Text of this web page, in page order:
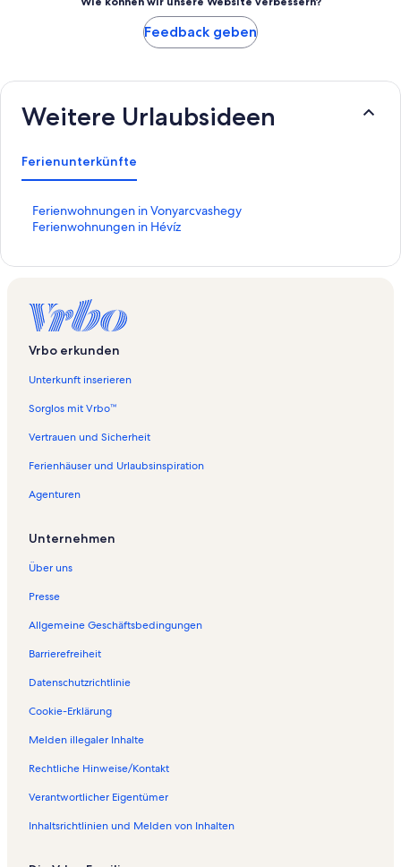
Feedback geben
Weitere Urlaubsideen
Ferienunterkünfte
Ferienwohnungen in Vonyarcvashegy
L
i
e
r
i
f
o
g
n
e
e
i
t
ö
f
e
t
F
r
e
n
w
o
Ferienwohnungen in Hévíz
L
d
e
d
e
f
l
e
d
S
e
i
e
f
n
e
:
e
i
e
n
w
Vrbo erkunden
Unterkunft inserieren
Sorglos mit Vrbo™
Vertrauen und Sicherheit
Ferienhäuser und Urlaubsinspiration
Agenturen
Unternehmen
Über uns
Presse
Allgemeine Geschäftsbedingungen
Barrierefreiheit
Datenschutzrichtlinie
Cookie-Erklärung
Melden illegaler Inhalte
Rechtliche Hinweise/Kontakt
Verantwortlicher Eigentümer
Inhaltsrichtlinien und Melden von Inhalten